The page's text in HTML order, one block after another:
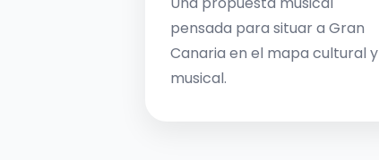
pensada para situar a Gran
Canaria en el mapa cultural y
musical.